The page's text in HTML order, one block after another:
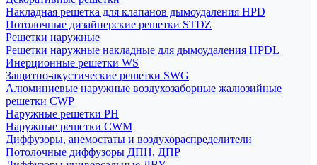
Накладная решетка для клапанов дымоудаления HPD
Потолочные дизайнерские решетки STDZ
Решетки наружные
Решетки наружные накладные для дымоудаления HPDL
Инерционные решетки WS
Защитно-акустические решетки SWG
Алюминиевые наружные воздухозаборные жалюзийные
решетки CWP
Наружные решетки РН
Наружные решетки CWM
Диффузоры, анемостаты и воздухораспределители
Потолочные диффузоры ДПН, ДПР